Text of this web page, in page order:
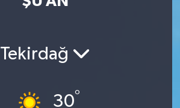
Tekirdağ
30°